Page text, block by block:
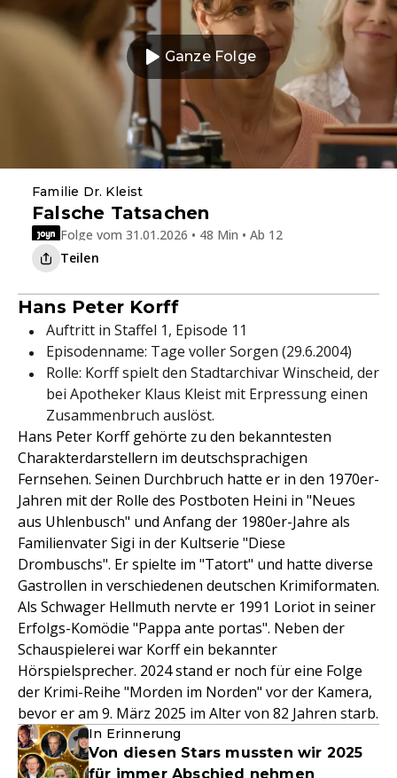
Ganze Folge
Familie Dr. Kleist
Falsche Tatsachen
Folge vom 31.01.2026 • 48 Min • Ab 12
Teilen
Hans Peter Korff
Auftritt in Staffel 1, Episode 11
Episodenname: Tage voller Sorgen (29.6.2004)
Rolle: Korff spielt den Stadtarchivar Winscheid, der
bei Apotheker Klaus Kleist mit Erpressung einen
Zusammenbruch auslöst.
Hans Peter Korff gehörte zu den bekanntesten
Charakterdarstellern im deutschsprachigen
Fernsehen. Seinen Durchbruch hatte er in den 1970er-
Jahren mit der Rolle des Postboten Heini in "Neues
aus Uhlenbusch" und Anfang der 1980er-Jahre als
Familienvater Sigi in der Kultserie "Diese
Drombuschs". Er spielte im "Tatort" und hatte diverse
Gastrollen in verschiedenen deutschen Krimiformaten.
Als Schwager Hellmuth nervte er 1991 Loriot in seiner
Erfolgs-Komödie "Pappa ante portas". Neben der
Schauspielerei war Korff ein bekannter
Hörspielsprecher. 2024 stand er noch für eine Folge
der Krimi-Reihe "Morden im Norden" vor der Kamera,
bevor er am 9. März 2025 im Alter von 82 Jahren starb.
In Erinnerung
Von diesen Stars mussten wir 2025
für immer Abschied nehmen